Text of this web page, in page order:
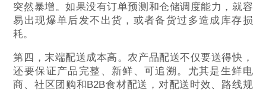
突然暴增。如果没有订单预测和仓储调度能力，就容
易出现爆单后发不出货，或者备货过多造成库存损
耗。
第四，末端配送成本高。农产品配送不仅要送得快，
还要保证产品完整、新鲜、可追溯。尤其是生鲜电
商、社区团购和B2B食材配送，对配送时效、路线规